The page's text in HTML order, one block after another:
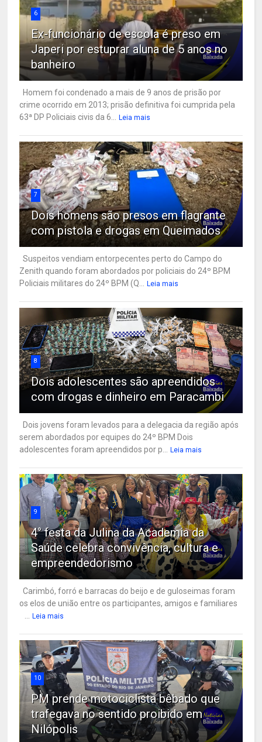
6
Ex-funcionário de escola é preso em
Japeri por estuprar aluna de 5 anos no
banheiro
Homem foi condenado a mais de 9 anos de prisão por
crime ocorrido em 2013; prisão definitiva foi cumprida pela
63ª DP Policiais civis da 6...
Leia mais
7
Dois homens são presos em flagrante
com pistola e drogas em Queimados
Suspeitos vendiam entorpecentes perto do Campo do
Zenith quando foram abordados por policiais do 24º BPM
Policiais militares do 24º BPM (Q...
Leia mais
8
Dois adolescentes são apreendidos
com drogas e dinheiro em Paracambi
Dois jovens foram levados para a delegacia da região após
serem abordados por equipes do 24º BPM Dois
adolescentes foram apreendidos por p...
Leia mais
9
4° festa da Julina da Academia da
Saúde celebra convivência, cultura e
empreendedorismo
Carimbó, forró e barracas do beijo e de guloseimas foram
os elos de união entre os participantes, amigos e familiares
Leia mais
10
PM prende motociclista bêbado que
trafegava no sentido proibido em
Nilópolis